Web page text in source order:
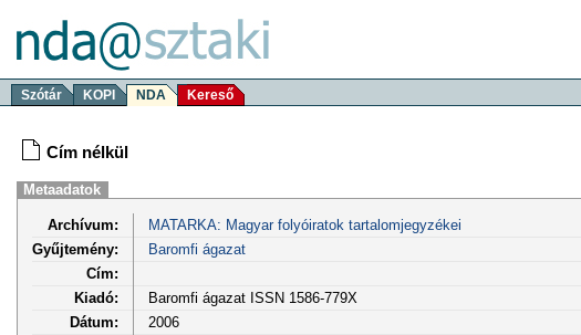
Szótár KOPI NDA Kereső
Cím nélkül
Metaadatok
Archívum:
MATARKA: Magyar folyóiratok tartalomjegyzékei
Gyűjtemény:
Baromfi ágazat
Cím:
Kiadó:
Baromfi ágazat ISSN 1586-779X
Dátum:
2006